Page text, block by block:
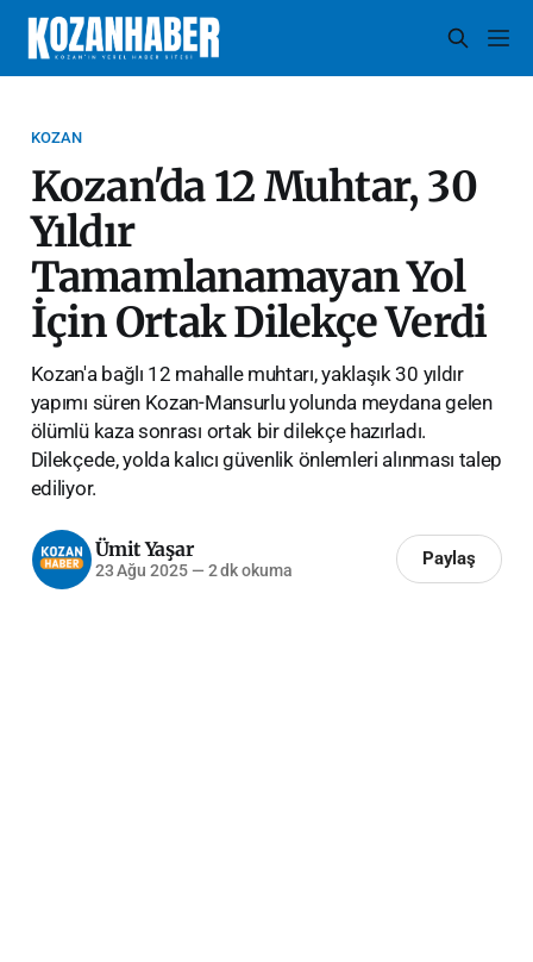
KOZAN
​Kozan'da 12 Muhtar, 30
Yıldır
Tamamlanamayan Yol
İçin Ortak Dilekçe Verdi
Kozan'a bağlı 12 mahalle muhtarı, yaklaşık 30 yıldır
yapımı süren Kozan-Mansurlu yolunda meydana gelen
ölümlü kaza sonrası ortak bir dilekçe hazırladı.
Dilekçede, yolda kalıcı güvenlik önlemleri alınması talep
ediliyor.
Ümit Yaşar
23 Ağu 2025 — 2 dk okuma
Paylaş